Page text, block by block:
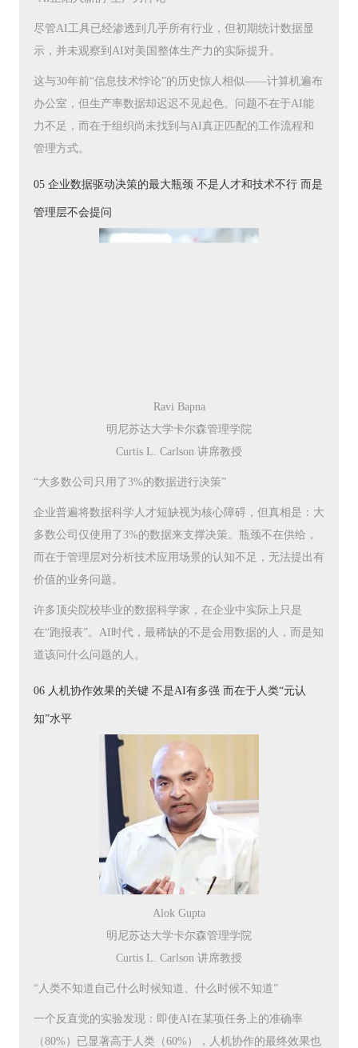
尽管AI工具已经渗透到几乎所有行业，但初期统计数据显
示，并未观察到AI对美国整体生产力的实际提升。
这与30年前“信息技术悖论”的历史惊人相似——计算机遍布
办公室，但生产率数据却迟迟不见起色。问题不在于AI能
力不足，而在于组织尚未找到与AI真正匹配的工作流程和
管理方式。
05 企业数据驱动决策的最大瓶颈 不是人才和技术不行 而是
管理层不会提问
Ravi Bapna
明尼苏达大学卡尔森管理学院
Curtis L. Carlson 讲席教授
“大多数公司只用了3%的数据进行决策”
企业普遍将数据科学人才短缺视为核心障碍，但真相是：大
多数公司仅使用了3%的数据来支撑决策。瓶颈不在供给，
而在于管理层对分析技术应用场景的认知不足，无法提出有
价值的业务问题。
许多顶尖院校毕业的数据科学家，在企业中实际上只是
在“跑报表”。AI时代，最稀缺的不是会用数据的人，而是知
道该问什么问题的人。
06 人机协作效果的关键 不是AI有多强 而在于人类“元认
知”水平
Alok Gupta
明尼苏达大学卡尔森管理学院
Curtis L. Carlson 讲席教授
“人类不知道自己什么时候知道、什么时候不知道”
一个反直觉的实验发现：即使AI在某项任务上的准确率
（80%）已显著高于人类（60%），人机协作的最终效果也